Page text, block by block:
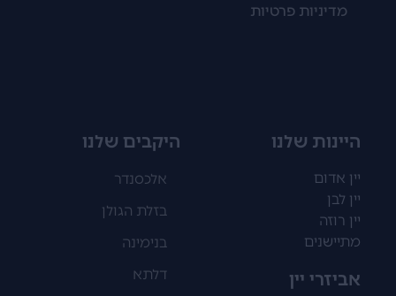
מדיניות פרטיות
היינות שלנו
יין אדום
יין לבן
יין רוזה
מתיישנים
אביזרי יין
היקבים שלנו
אלכסנדר
בזלת הגולן
בנימינה
דלתא